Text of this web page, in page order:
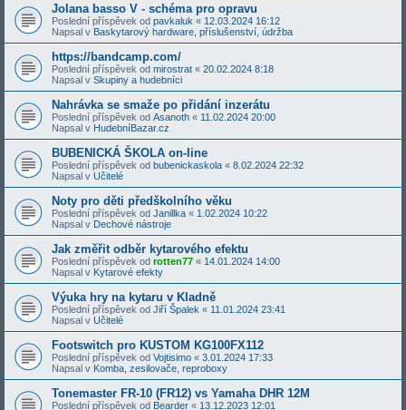
Jolana basso V - schéma pro opravu
Poslední příspěvek od pavkaluk « 12.03.2024 16:12
Napsal v Baskytarový hardware, příslušenství, údržba
https://bandcamp.com/
Poslední příspěvek od mirostrat « 20.02.2024 8:18
Napsal v Skupiny a hudebníci
Nahrávka se smaže po přidání inzerátu
Poslední příspěvek od Asanoth « 11.02.2024 20:00
Napsal v HudebníBazar.cz
BUBENICKÁ ŠKOLA on-line
Poslední příspěvek od bubenickaskola « 8.02.2024 22:32
Napsal v Učitelé
Noty pro děti předškolního věku
Poslední příspěvek od Janillka « 1.02.2024 10:22
Napsal v Dechové nástroje
Jak změřit odběr kytarového efektu
Poslední příspěvek od rotten77 « 14.01.2024 14:00
Napsal v Kytarové efekty
Výuka hry na kytaru v Kladně
Poslední příspěvek od Jiří Špalek « 11.01.2024 23:41
Napsal v Učitelé
Footswitch pro KUSTOM KG100FX112
Poslední příspěvek od Vojtisimo « 3.01.2024 17:33
Napsal v Komba, zesilovače, reproboxy
Tonemaster FR-10 (FR12) vs Yamaha DHR 12M
Poslední příspěvek od Bearder « 13.12.2023 12:01